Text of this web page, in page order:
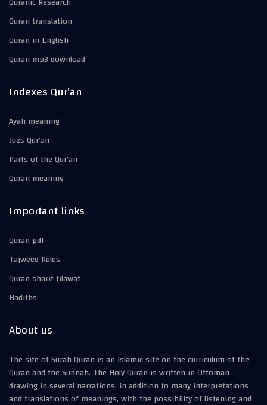
Quran translation
Quran in English
Quran mp3 download
Indexes Qur’an
Ayah meaning
Juzs Qur’an
Parts of the Qur’an
Quran meaning
Important links
Quran pdf
Tajweed Rules
Quran sharif tilawat
Hadiths
About us
The site of Surah Quran is an Islamic site on the curriculum of the
Quran and the Sunnah. The Holy Quran is written in Ottoman
drawing in several narrations, in addition to many interpretations
and translations of meanings, with the possibility of listening and